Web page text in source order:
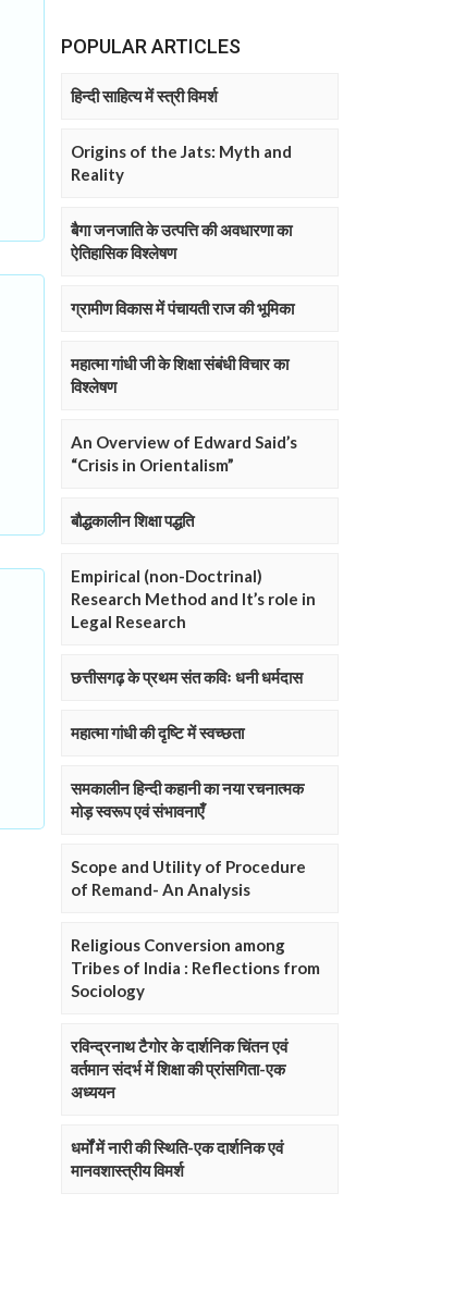
POPULAR ARTICLES
हिन्दी साहित्य में स्त्री विमर्श
Origins of the Jats: Myth and
Reality
बैगा जनजाति के उत्पत्ति की अवधारणा का
ऐतिहासिक विश्लेषण
ग्रामीण विकास में पंचायती राज की भूमिका
महात्मा गांधी जी के शिक्षा संबंधी विचार का
विश्लेषण
An Overview of Edward Said’s
“Crisis in Orientalism”
बौद्धकालीन शिक्षा पद्धति
Empirical (non-Doctrinal)
Research Method and It’s role in
Legal Research
छत्तीसगढ़ के प्रथम संत कविः धनी धर्मदास
महात्मा गांधी की दृष्टि में स्वच्छता
समकालीन हिन्दी कहानी का नया रचनात्मक
मोड़ स्वरूप एवं संभावनाएँ
Scope and Utility of Procedure
of Remand- An Analysis
Religious Conversion among
Tribes of India : Reflections from
Sociology
रविन्द्रनाथ टैगोर के दार्शनिक चिंतन एवं
वर्तमान संदर्भ में शिक्षा की प्रांसगिता-एक
अध्ययन
धर्मों में नारी की स्थिति-एक दार्शनिक एवं
मानवशास्त्रीय विमर्श